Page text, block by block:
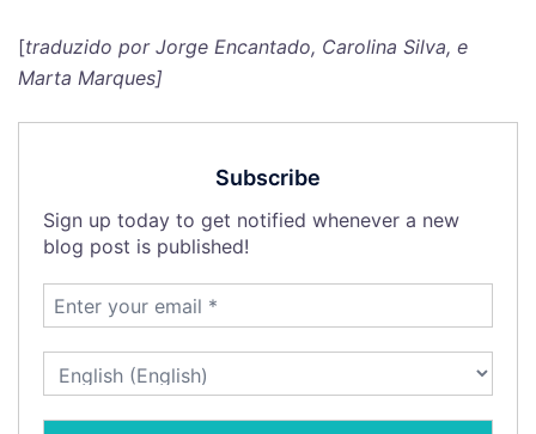
[traduzido por Jorge Encantado, Carolina Silva, e
Marta Marques]
Subscribe
Sign up today to get notified whenever a new
blog post is published!